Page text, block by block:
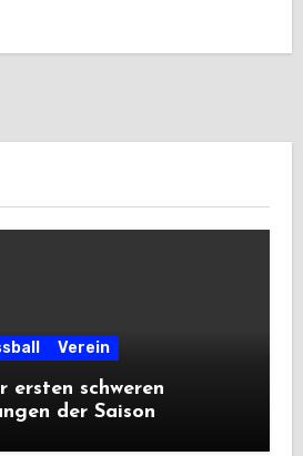
Verein
ersten schweren
der Saison